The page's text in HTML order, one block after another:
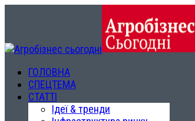
ГОЛОВНА
СПЕЦТЕМА
СТАТТІ
Ідеї & тренди